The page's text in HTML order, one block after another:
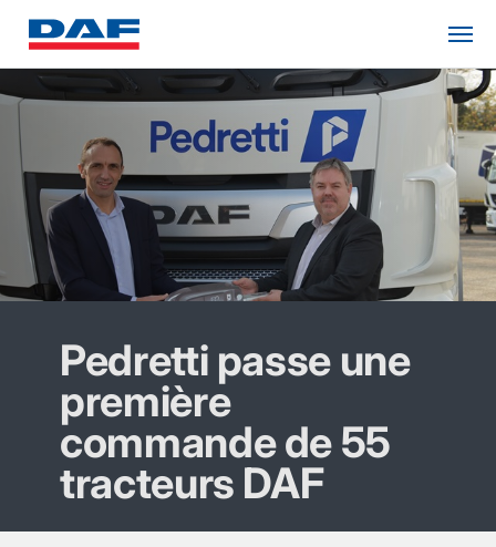
Pedretti passe une
première
commande de 55
tracteurs DAF